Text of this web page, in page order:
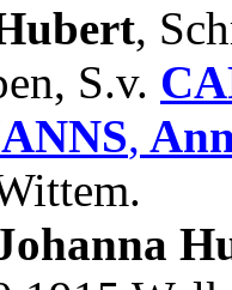
,
S.v.
,